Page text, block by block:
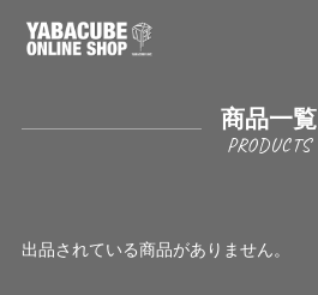
商品一覧
出品されている商品がありません。